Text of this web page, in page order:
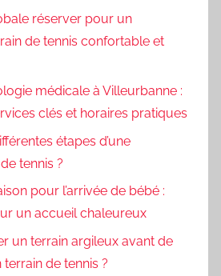
réserver pour un
de tennis confortable et
médicale à Villeurbanne :
clés et horaires pratiques
étapes d’une
tennis ?
pour l’arrivée de bébé :
un accueil chaleureux
un terrain argileux avant de
de tennis ?